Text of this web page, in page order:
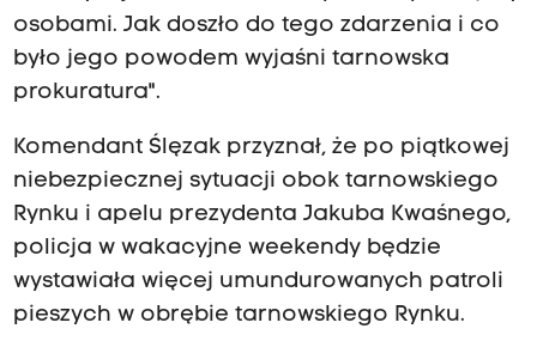
osobami. Jak doszło do tego zdarzenia i co
było jego powodem wyjaśni tarnowska
prokuratura".
Komendant Ślęzak przyznał, że po piątkowej
niebezpiecznej sytuacji obok tarnowskiego
Rynku i apelu prezydenta Jakuba Kwaśnego,
policja w wakacyjne weekendy będzie
wystawiała więcej umundurowanych patroli
pieszych w obrębie tarnowskiego Rynku.